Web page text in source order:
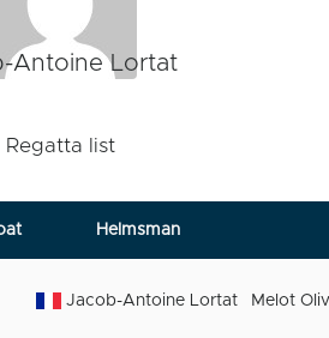
Antoine Lortat
Regatta list
Helmsman
Jacob-Antoine Lortat Melot